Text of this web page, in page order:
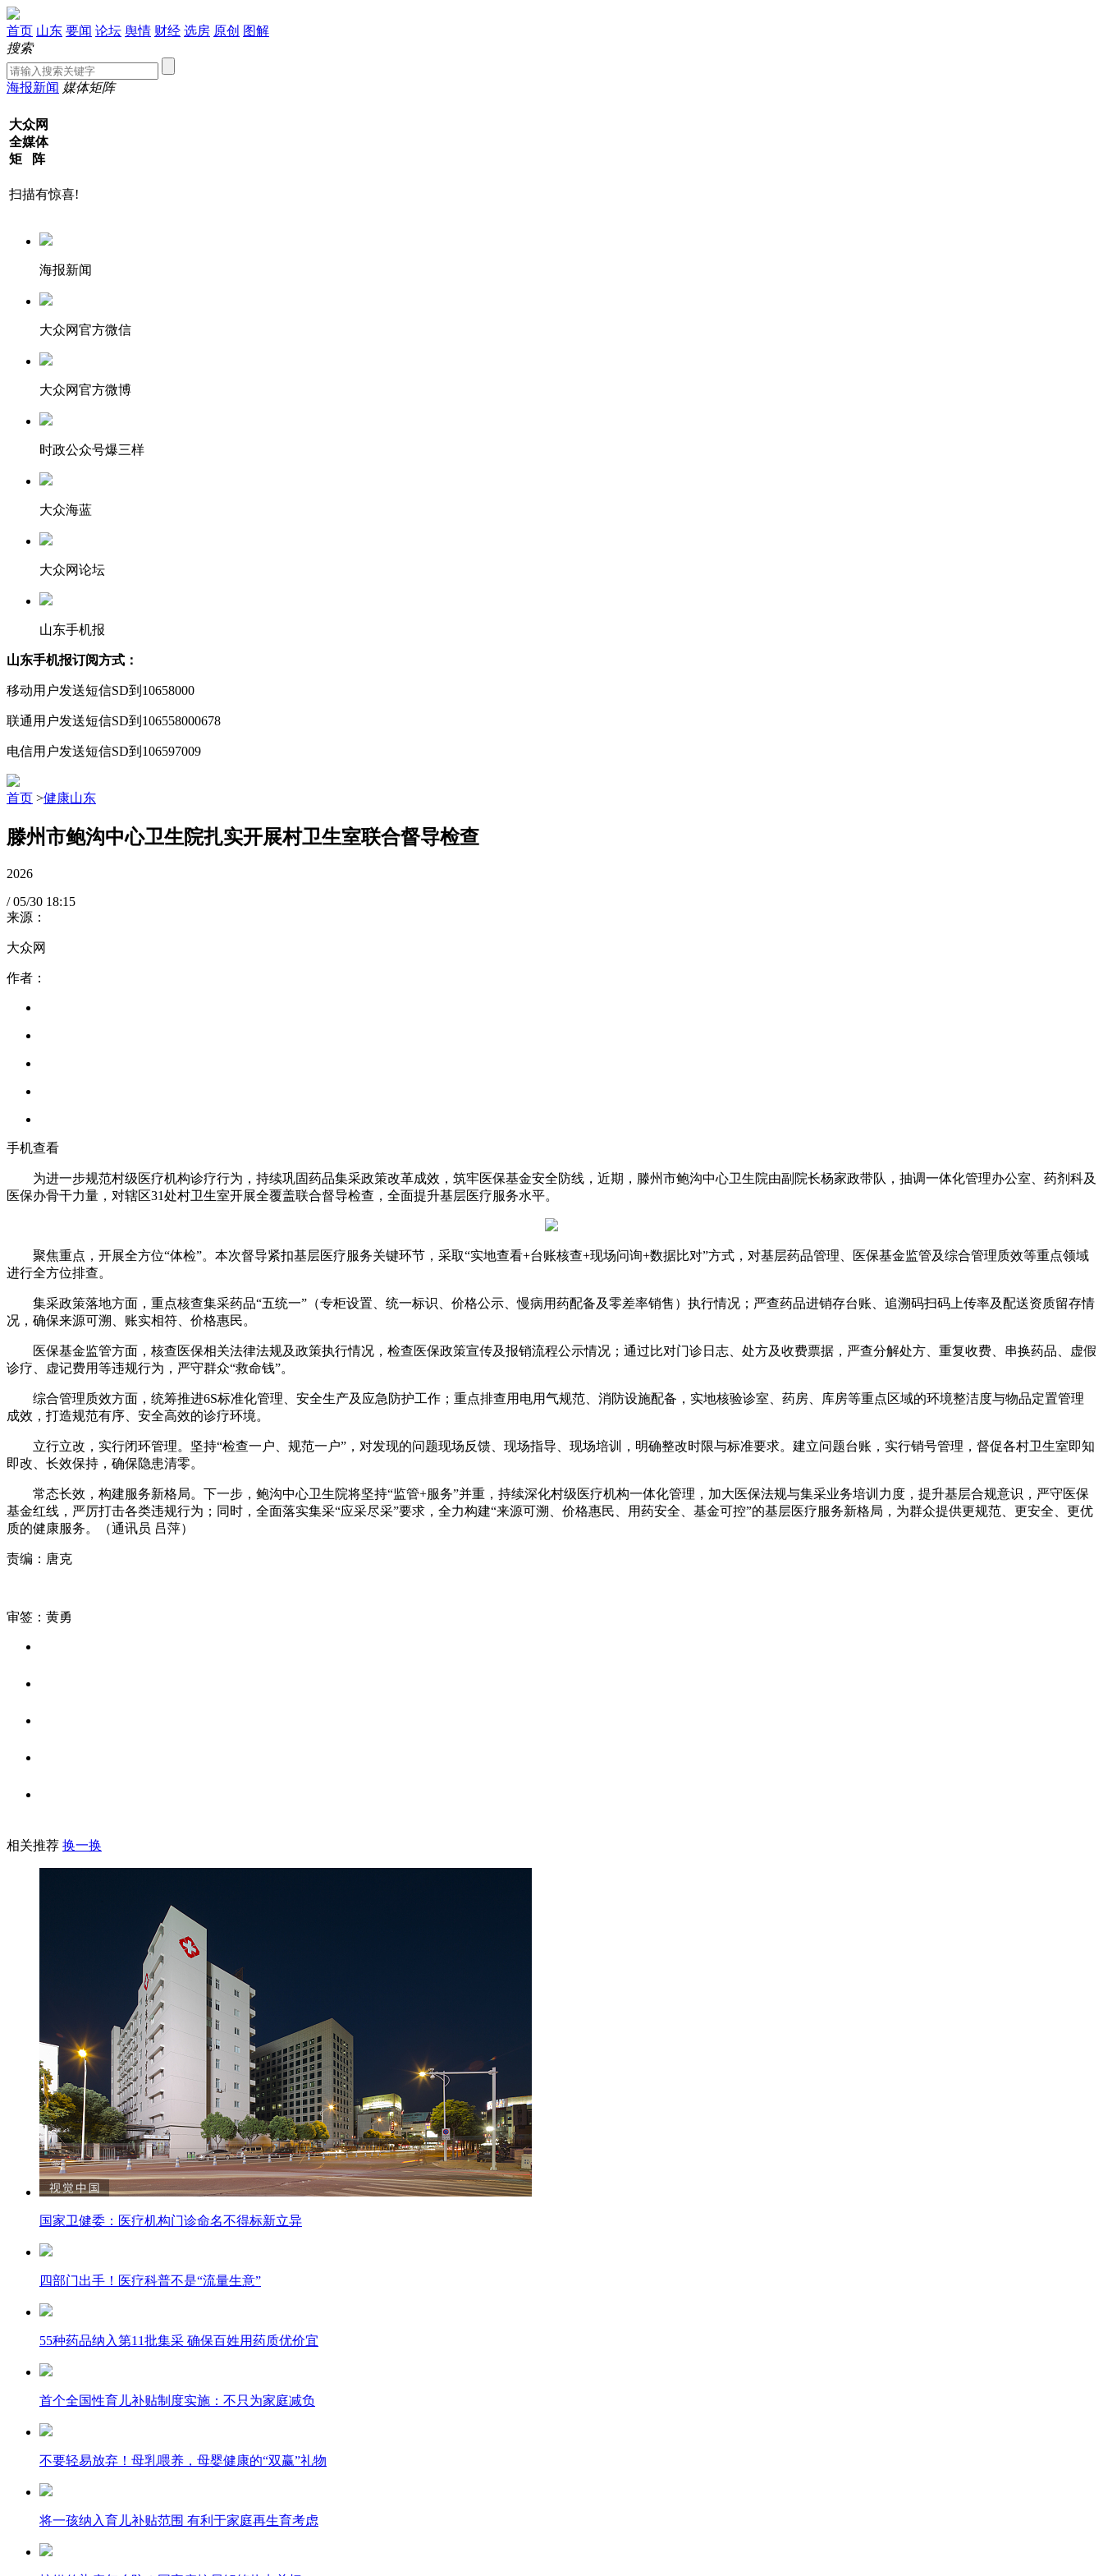
首页 山东 要闻 论坛 舆情 财经 选房 原创 图解
搜索
海报新闻 媒体矩阵
大众网
全媒体
矩 阵
扫描有惊喜!
海报新闻
大众网官方微信
大众网官方微博
时政公众号爆三样
大众海蓝
大众网论坛
山东手机报
山东手机报订阅方式：
移动用户发送短信SD到10658000
联通用户发送短信SD到106558000678
电信用户发送短信SD到106597009
首页 >健康山东
滕州市鲍沟中心卫生院扎实开展村卫生室联合督导检查
2026
/ 05/30 18:15
来源：
大众网
作者：
手机查看
为进一步规范村级医疗机构诊疗行为，持续巩固药品集采政策改革成效，筑牢医保基金安全防线，近期，滕州市鲍沟中心卫生院由副院长杨家政带队，抽调一体化管理办公室、药剂科及
医保办骨干力量，对辖区31处村卫生室开展全覆盖联合督导检查，全面提升基层医疗服务水平。
聚焦重点，开展全方位“体检”。本次督导紧扣基层医疗服务关键环节，采取“实地查看+台账核查+现场问询+数据比对”方式，对基层药品管理、医保基金监管及综合管理质效等重点领域
进行全方位排查。
集采政策落地方面，重点核查集采药品“五统一”（专柜设置、统一标识、价格公示、慢病用药配备及零差率销售）执行情况；严查药品进销存台账、追溯码扫码上传率及配送资质留存情
况，确保来源可溯、账实相符、价格惠民。
医保基金监管方面，核查医保相关法律法规及政策执行情况，检查医保政策宣传及报销流程公示情况；通过比对门诊日志、处方及收费票据，严查分解处方、重复收费、串换药品、虚假
诊疗、虚记费用等违规行为，严守群众“救命钱”。
综合管理质效方面，统筹推进6S标准化管理、安全生产及应急防护工作；重点排查用电用气规范、消防设施配备，实地核验诊室、药房、库房等重点区域的环境整洁度与物品定置管理
成效，打造规范有序、安全高效的诊疗环境。
立行立改，实行闭环管理。坚持“检查一户、规范一户”，对发现的问题现场反馈、现场指导、现场培训，明确整改时限与标准要求。建立问题台账，实行销号管理，督促各村卫生室即知
即改、长效保持，确保隐患清零。
常态长效，构建服务新格局。下一步，鲍沟中心卫生院将坚持“监管+服务”并重，持续深化村级医疗机构一体化管理，加大医保法规与集采业务培训力度，提升基层合规意识，严守医保
基金红线，严厉打击各类违规行为；同时，全面落实集采“应采尽采”要求，全力构建“来源可溯、价格惠民、用药安全、基金可控”的基层医疗服务新格局，为群众提供更规范、更安全、更优
质的健康服务。（通讯员 吕萍）
责编：唐克
审签：黄勇
相关推荐 换一换
国家卫健委：医疗机构门诊命名不得标新立异
四部门出手！医疗科普不是“流量生意”
55种药品纳入第11批集采 确保百姓用药质优价宜
首个全国性育儿补贴制度实施：不只为家庭减负
不要轻易放弃！母乳喂养，母婴健康的“双赢”礼物
将一孩纳入育儿补贴范围 有利于家庭再生育考虑